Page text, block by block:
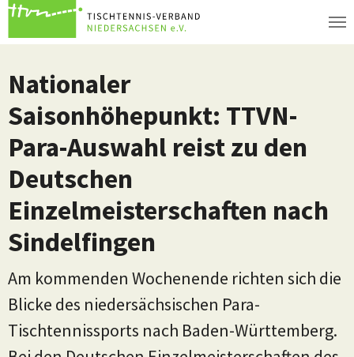
Zum Hauptinhalt springen
Nationaler
Saisonhöhepunkt: TTVN-
Para-Auswahl reist zu den
Deutschen
Einzelmeisterschaften nach
Sindelfingen
Am kommenden Wochenende richten sich die
Blicke des niedersächsischen Para-
Tischtennissports nach Baden-Württemberg.